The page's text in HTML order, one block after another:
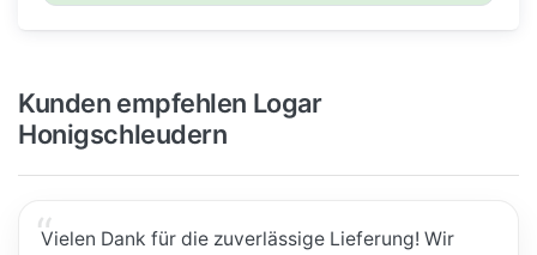
Kunden empfehlen Logar
Honigschleudern
Vielen Dank für die zuverlässige Lieferung! Wir